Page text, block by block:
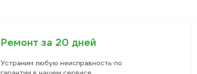
Ремонт за 20 дней
Устраним любую неисправность по